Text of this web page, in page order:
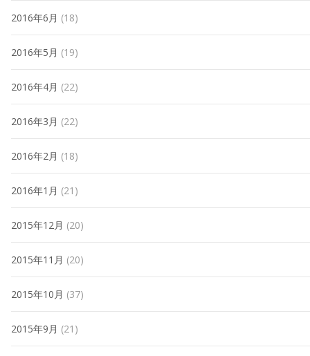
2016年6月 (18)
2016年5月 (19)
2016年4月 (22)
2016年3月 (22)
2016年2月 (18)
2016年1月 (21)
2015年12月 (20)
2015年11月 (20)
2015年10月 (37)
2015年9月 (21)